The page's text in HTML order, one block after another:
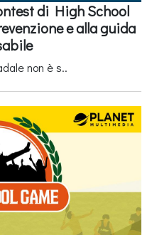
di High School
e alla guida
non è s..